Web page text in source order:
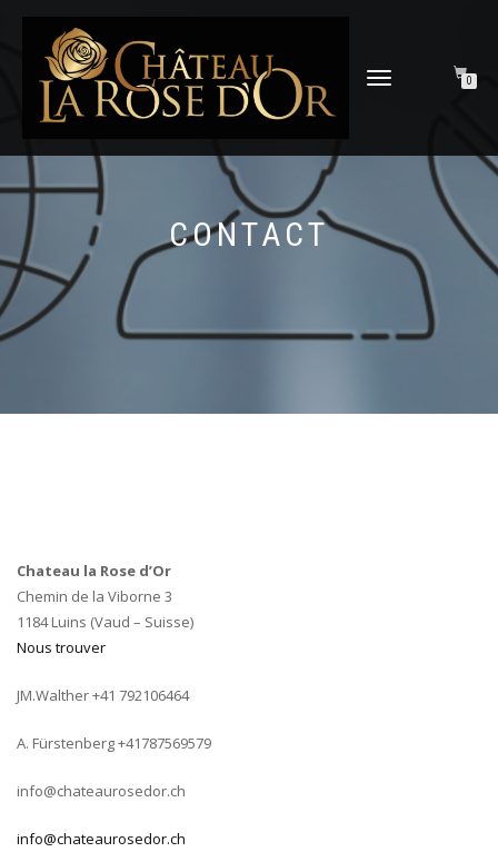
DÉPLIER
0
CONTACT
Chateau la Rose d’Or
Chemin de la Viborne 3
1184 Luins (Vaud – Suisse)
Nous trouver
JM.Walther +41 792106464
A. Fürstenberg +41787569579
info@chateaurosedor.ch
info@chateaurosedor.ch